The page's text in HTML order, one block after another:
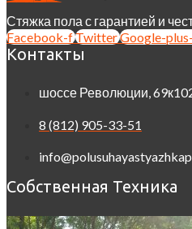
Стяжка пола с гарантией и
Facebook-fTwitterGoogle-
Контакты
шоссе Революции,
8 (812) 905-33-51
Собственная Техника